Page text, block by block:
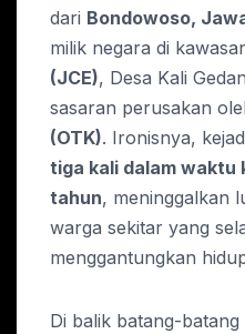
dari Bondowoso,
milik negara di
(JCE), Desa Kali
sasaran perusakan
(OTK). Ironisnya,
tiga kali dalam waktu
tahun, meninggalkan
warga sekitar yang
menggantungkan
Di balik batang-